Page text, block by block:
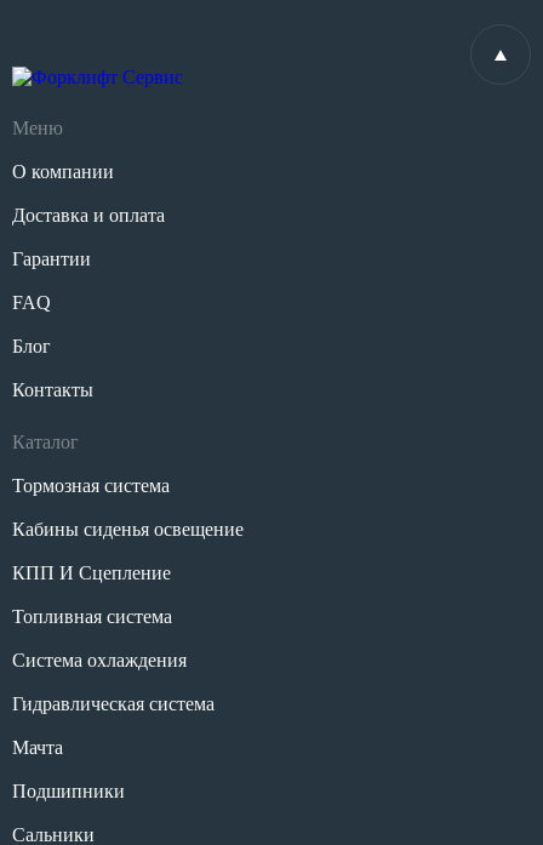
Меню
О компании
Доставка и оплата
Гарантии
FAQ
Блог
Контакты
Каталог
Тормозная система
Кабины сиденья освещение
КПП И Сцепление
Топливная система
Система охлаждения
Гидравлическая система
Мачта
Подшипники
Сальники